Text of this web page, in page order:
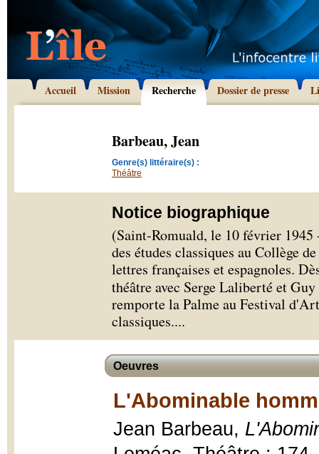
Accueil Mission Recherche Dossier de presse
Barbeau, Jean
Genre(s) littéraire(s) :
Théâtre
Notice biographique
(Saint-Romuald, le 10 février
des études classiques au Collège
lettres françaises et espagnoles.
théâtre avec Serge Laliberté et
remporte la Palme au Festival
classiques....
Oeuvres
L'Abominable
Jean Barbeau,